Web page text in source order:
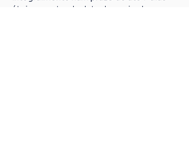
úteis a contar da data de envio dos